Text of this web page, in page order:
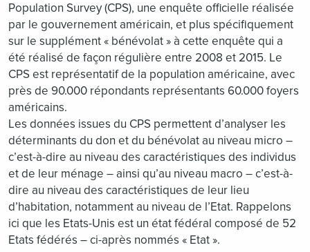
Population Survey (CPS), une enquête officielle réalisée
par le gouvernement américain, et plus spécifiquement
sur le supplément « bénévolat » à cette enquête qui a
été réalisé de façon régulière entre 2008 et 2015. Le
CPS est représentatif de la population américaine, avec
près de 90.000 répondants représentants 60.000 foyers
américains.
Les données issues du CPS permettent d’analyser les
déterminants du don et du bénévolat au niveau micro –
c’est-à-dire au niveau des caractéristiques des individus
et de leur ménage – ainsi qu’au niveau macro – c’est-à-
dire au niveau des caractéristiques de leur lieu
d’habitation, notamment au niveau de l’Etat. Rappelons
ici que les Etats-Unis est un état fédéral composé de 52
Etats fédérés – ci-après nommés « Etat ».